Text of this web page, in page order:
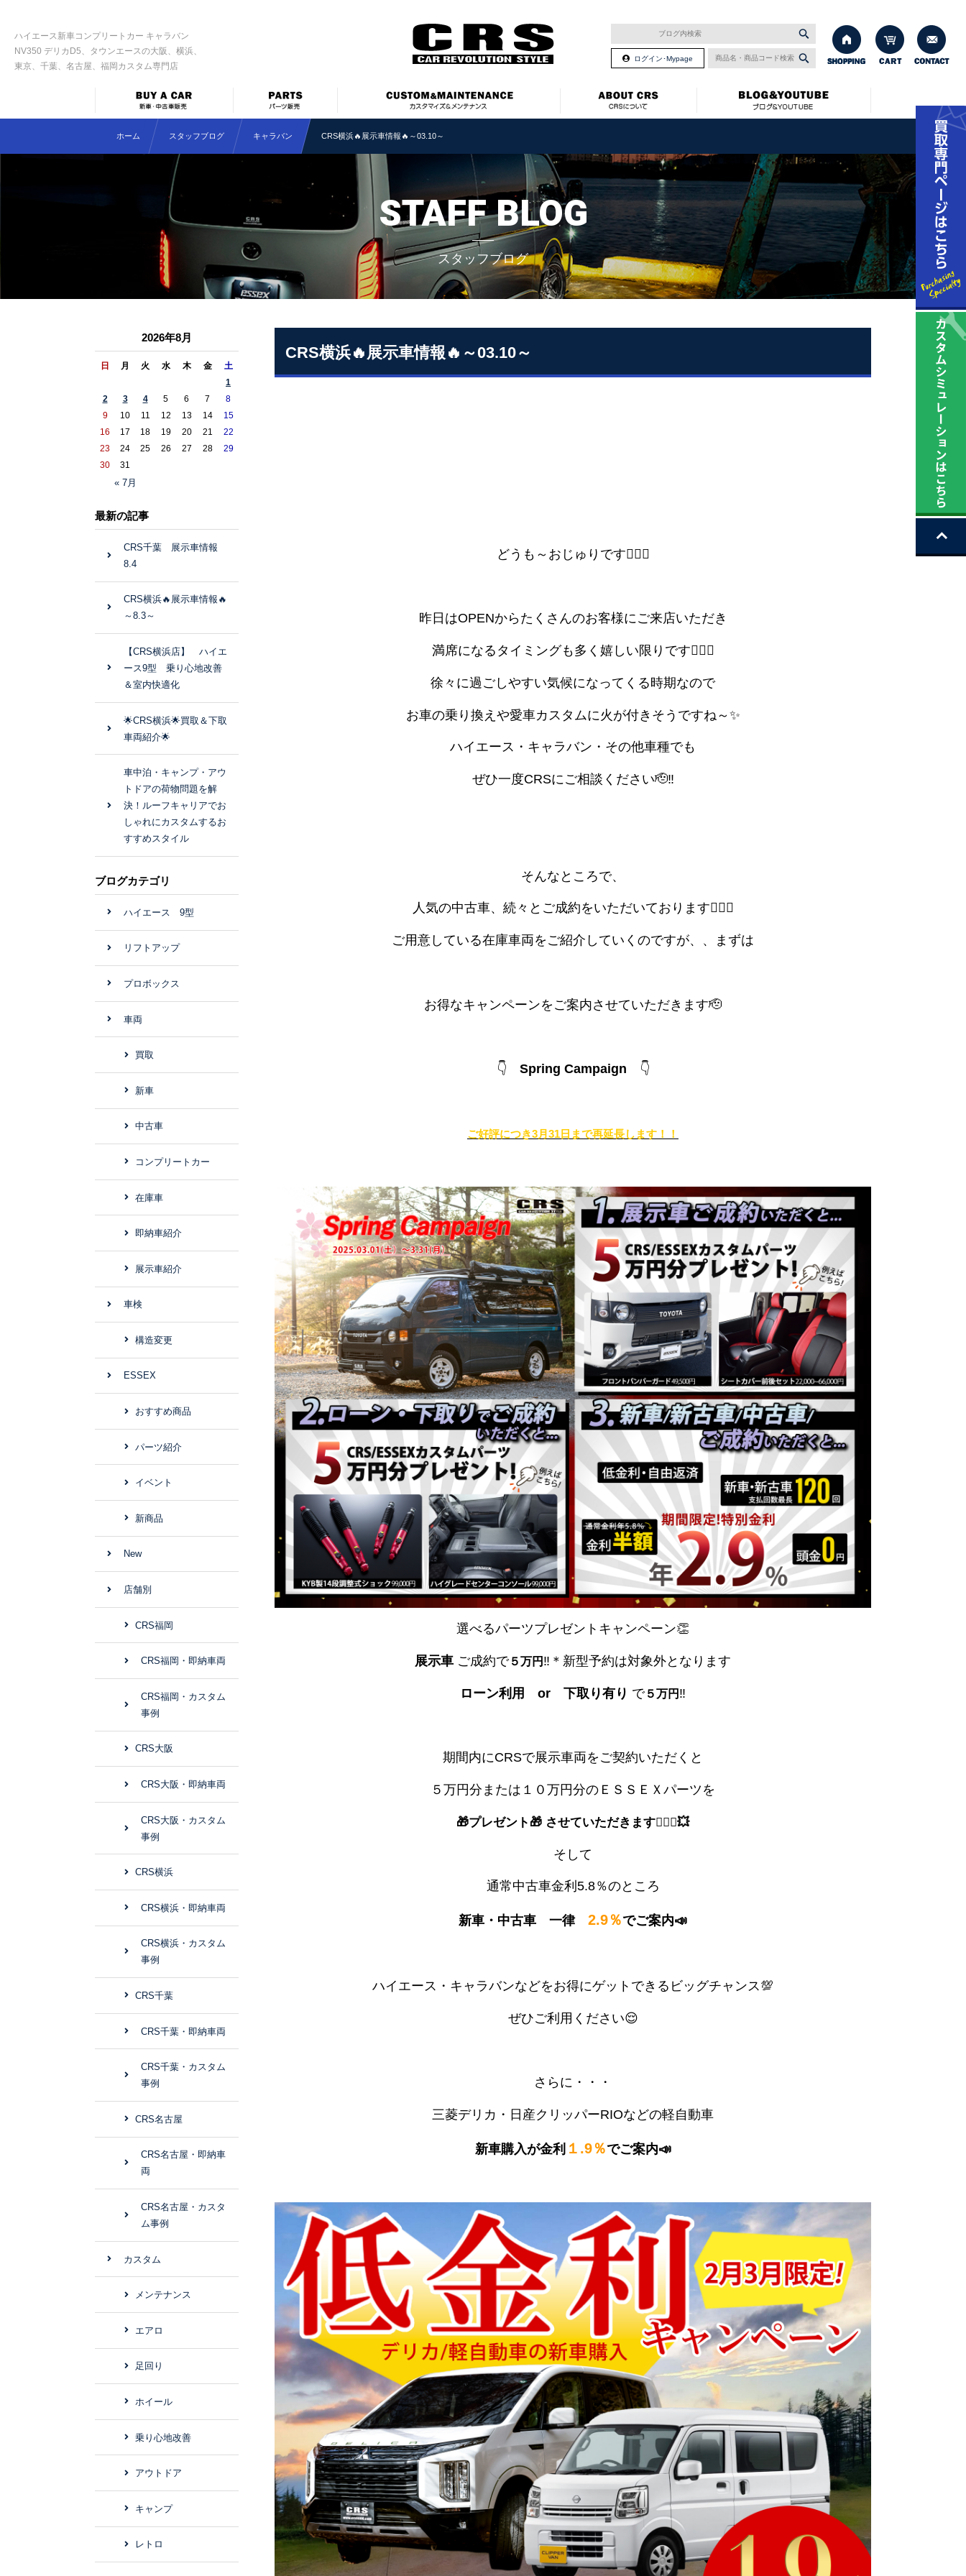
ハイエース新車コンプリートカー キャラバン
NV350 デリカD5、タウンエースの大阪、横浜、
東京、千葉、名古屋、福岡カスタム専門店
ログイン･Mypage
ホーム スタッフブログ キャラバン CRS横浜🔥展示車情報🔥～03.10～
STAFF BLOG
スタッフブログ
CRS横浜🔥展示車情報🔥～03.10～
どうも～おじゅりです🙋🏻‍♀️
昨日はOPENからたくさんのお客様にご来店いただき
満席になるタイミングも多く嬉しい限りです🙇🏻‍♀️
徐々に過ごしやすい気候になってくる時期なので
お車の乗り換えや愛車カスタムに火が付きそうですね～✨
ハイエース・キャラバン・その他車種でも
ぜひ一度CRSにご相談ください🫡‼
そんなところで、
人気の中古車、続々とご成約をいただいております🙇🏻‍♀️
ご用意している在庫車両をご紹介していくのですが、、まずは
お得なキャンペーンをご案内させていただきます🫡
👇 Spring Campaign 👇
ご好評につき3月31日まで再延長します！！
選べるパーツプレゼントキャンペーン👏
展示車 ご成約で５万円 ‼＊新型予約は対象外となります
ローン利用 or 下取り有り で５万円 ‼
期間内にCRSで展示車両をご契約いただくと
５万円分または１０万円分のＥＳＳＥＸパーツを
🎁プレゼント🎁 させていただきます💁🏻‍♀️💥
そして
通常中古車金利5.8％のところ
新車・中古車 一律 2.9％でご案内📣
ハイエース・キャラバンなどをお得にゲットできるビッグチャンス💯
ぜひご利用ください😌
さらに・・・
三菱デリカ・日産クリッパーRIOなどの軽自動車
新車購入が金利 １.9％でご案内📣
2026年8月
日 月 火 水 木 金 土
« 7月
1
2
3 4 5 6 7
8
9
10 11 12 13 14
15
16
17 18 19 20 21
22
23
24 25 26 27 28
29
30
31
最新の記事
CRS千葉 展示車情報
8.4
CRS横浜🔥展示車情報🔥
～8.3～
【CRS横浜店】 ハイエ
ース9型 乗り心地改善
＆室内快適化
🌟CRS横浜🌟買取＆下取
車両紹介🌟
車中泊・キャンプ・アウ
トドアの荷物問題を解
決！ルーフキャリアでお
しゃれにカスタムするお
すすめスタイル
ブログカテゴリ
ハイエース 9型
リフトアップ
プロボックス
車両
買取
新車
中古車
コンプリートカー
在庫車
即納車紹介
展示車紹介
車検
構造変更
ESSEX
おすすめ商品
パーツ紹介
イベント
新商品
New
店舗別
CRS福岡
CRS福岡・即納車両
CRS福岡・カスタム
事例
CRS大阪
CRS大阪・即納車両
CRS大阪・カスタム
事例
CRS横浜
CRS横浜・即納車両
CRS横浜・カスタム
事例
CRS千葉
CRS千葉・即納車両
CRS千葉・カスタム
事例
CRS名古屋
CRS名古屋・即納車
両
CRS名古屋・カスタ
ム事例
カスタム
メンテナンス
エアロ
足回り
ホイール
乗り心地改善
アウトドア
キャンプ
レトロ